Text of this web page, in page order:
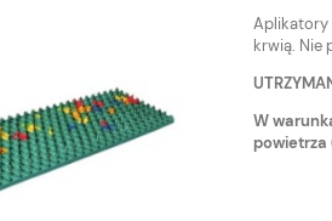
Aplikatory
krwią. Nie
W
powietrza